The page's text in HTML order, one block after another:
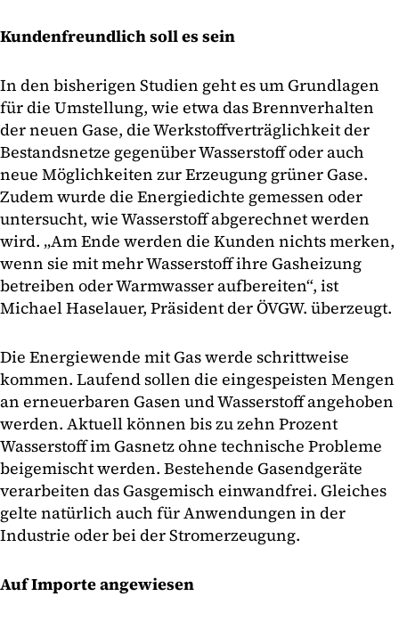
Kundenfreundlich soll es sein
In den bisherigen Studien geht es um Grundlagen
für die Umstellung, wie etwa das Brennverhalten
der neuen Gase, die Werkstoffverträglichkeit der
Bestandsnetze gegenüber Wasserstoff oder auch
neue Möglichkeiten zur Erzeugung grüner Gase.
Zudem wurde die Energiedichte gemessen oder
untersucht, wie Wasserstoff abgerechnet werden
wird. „Am Ende werden die Kunden nichts merken,
wenn sie mit mehr Wasserstoff ihre Gasheizung
betreiben oder Warmwasser aufbereiten“, ist
Michael Haselauer, Präsident der ÖVGW. überzeugt.
Die Energiewende mit Gas werde schrittweise
kommen. Laufend sollen die eingespeisten Mengen
an erneuerbaren Gasen und Wasserstoff angehoben
werden. Aktuell können bis zu zehn Prozent
Wasserstoff im Gasnetz ohne technische Probleme
beigemischt werden. Bestehende Gasendgeräte
verarbeiten das Gasgemisch einwandfrei. Gleiches
gelte natürlich auch für Anwendungen in der
Industrie oder bei der Stromerzeugung.
Auf Importe angewiesen